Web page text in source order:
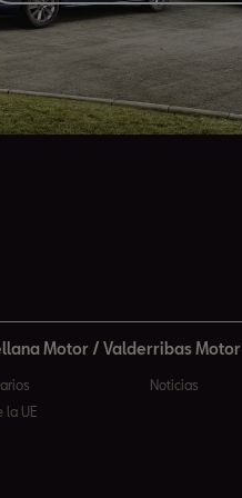
Motor / Valderribas Motor
Noticias
la UE